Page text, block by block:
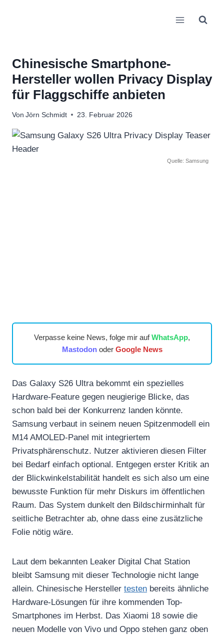
Chinesische Smartphone-
Hersteller wollen Privacy Display
für Flaggschiffe anbieten
Von Jörn Schmidt 23. Februar 2026
Quelle: Samsung
Verpasse keine News, folge mir aufWhatsApp,
Mastodonoder Google News
Das Galaxy S26 Ultra bekommt ein spezielles
Hardware-Feature gegen neugierige Blicke, das
schon bald bei der Konkurrenz landen könnte.
Samsung verbaut in seinem neuen Spitzenmodell ein
M14 AMOLED-Panel mit integriertem
Privatsphärenschutz. Nutzer aktivieren diesen Filter
bei Bedarf einfach optional. Entgegen erster Kritik an
der Blickwinkelstabilität handelt es sich also um eine
bewusste Funktion für mehr Diskurs im öffentlichen
Raum. Das System dunkelt den Bildschirminhalt für
seitliche Betrachter ab, ohne dass eine zusätzliche
Folie nötig wäre.
Laut dem bekannten Leaker Digital Chat Station
bleibt Samsung mit dieser Technologie nicht lange
allein. Chinesische Hersteller testen bereits ähnliche
Hardware-Lösungen für ihre kommenden Top-
Smartphones im Herbst. Das Xiaomi 18 sowie die
neuen Modelle von Vivo und Oppo stehen ganz oben